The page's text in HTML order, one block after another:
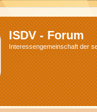
ISDV - Forum
Interessengemeinschaft der